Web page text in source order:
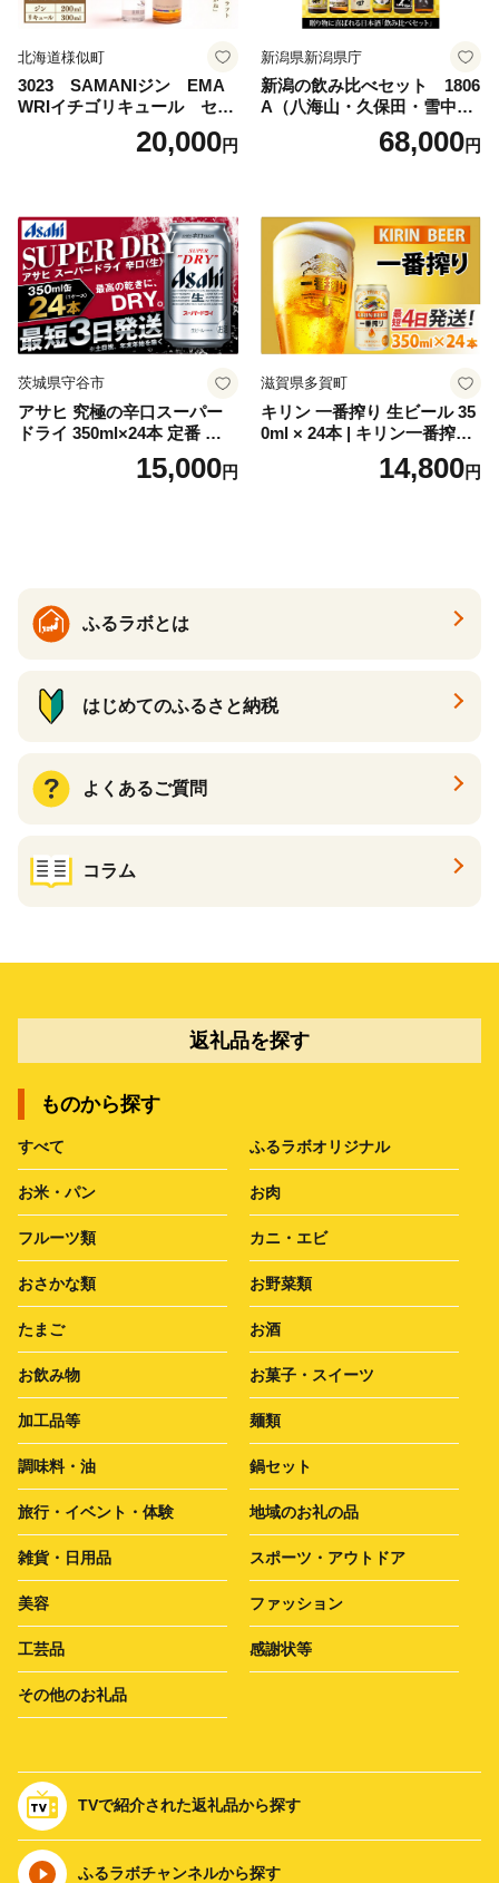
北海道様似町
3023 SAMANIジン EMA
WRIイチゴリキュール セッ
ト（箱入り）【大人の味 酒
お酒 洋酒 スピリッツ クラフ
セット 詰め合わせ カクテル
ソーダ割り アルコール ロッ
ク ソーダ ジントニック 】
20,000円
新潟県新潟県庁
新潟の飲み比べセット 1806
A（八海山・久保田・雪中
梅・越乃寒梅・かたふね・千
68,000円
茨城県守谷市
アサヒ 究極の辛口スーパー
ドライ 350ml×24本 定番 ビー
ル 缶ビール 酒 お酒 アルコー
15,000円
滋賀県多賀町
キリン 一番搾り 生ビール 35
0ml × 24本 | キリン一番搾り
キリンビール 一番搾り ビー
ル 24缶 きりんいちばんしぼ
14,800円
ふるラボとは
はじめてのふるさと納税
よくあるご質問
コラム
返礼品を探す
ものから探す
すべて ふるラボオリジナル
お米・パン お肉
フルーツ類 カニ・エビ
おさかな類 お野菜類
たまご お酒
お飲み物 お菓子・スイーツ
加工品等 麺類
調味料・油 鍋セット
旅行・イベント・体験 地域のお礼の品
雑貨・日用品 スポーツ・アウトドア
美容 ファッション
工芸品 感謝状等
その他のお礼品
TVで紹介された返礼品から探す
ふるラボチャンネルから探す